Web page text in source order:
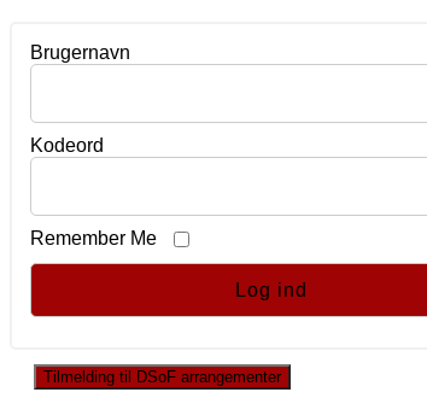
Brugernavn
Kodeord
Remember Me
Tilmelding til DSoF arrangementer